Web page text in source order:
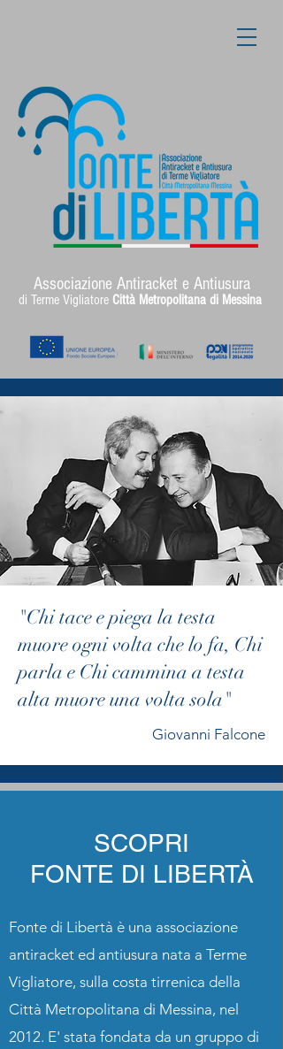
Associazione Antiracket e Antiusura
di Terme Vigliatore Città Metropolitana di Messina
SCOPRI
FONTE DI LIBERTÀ
Fonte di Libertà è una associazione
antiracket ed antiusura nata a Terme
Vigliatore, sulla costa tirrenica della
Città Metropolitana di Messina, nel
2012. E' stata fondata da un gruppo di
"Chi tace e piega la testa
muore ogni volta che lo fa, Chi
parla e Chi cammina a testa
alta muore una volta sola"
Giovanni Falcone